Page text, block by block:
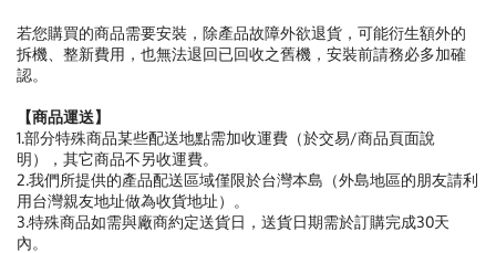
若您購買的商品需要安裝，除產品故障外欲退貨，可能衍生額外的
拆機、整新費用，也無法退回已回收之舊機，安裝前請務必多加確
認。
【商品運送】
1.部分特殊商品某些配送地點需加收運費（於交易/商品頁面說
明），其它商品不另收運費。
2.我們所提供的產品配送區域僅限於台灣本島（外島地區的朋友請利
用台灣親友地址做為收貨地址）。
3.特殊商品如需與廠商約定送貨日，送貨日期需於訂購完成30天
內。